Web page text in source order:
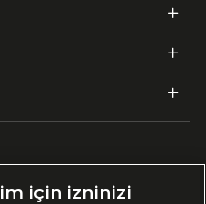
için izninizi